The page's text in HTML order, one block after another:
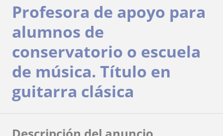
Profesora de apoyo para
alumnos de
conservatorio o escuela
de música. Título en
guitarra clásica